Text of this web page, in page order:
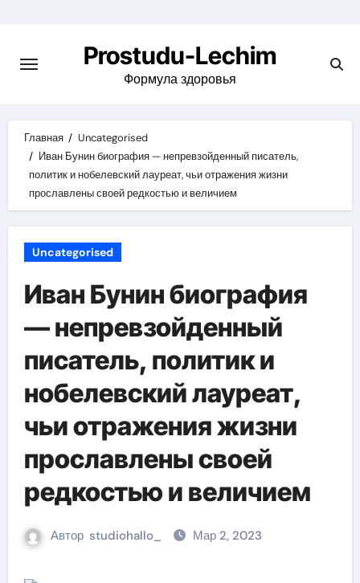
содержимому
Prostudu-Lechim
Формула здоровья
Главная
Uncategorised
Иван Бунин биография — непревзойденный писатель,
политик и нобелевский лауреат, чьи отражения жизни
прославлены своей редкостью и величием
Uncategorised
Иван Бунин биография
— непревзойденный
писатель, политик и
нобелевский лауреат,
чьи отражения жизни
прославлены своей
редкостью и величием
Автор studiohallo_ Мар 2, 2023